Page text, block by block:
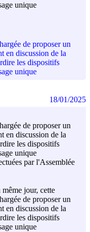
unique
de proposer un
en discussion de la
les dispositifs
unique
de proposer un
en discussion de la
les dispositifs
unique
par l'Assemblée
même jour, cette
de proposer un
en discussion de la
les dispositifs
unique
18/01/2025